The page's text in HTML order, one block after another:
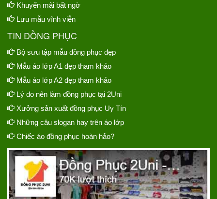
Khuyến mãi bất ngờ
Lưu mẫu vĩnh viễn
TIN ĐỒNG PHỤC
Bộ sưu tập mẫu đồng phục đẹp
Mẫu áo lớp A1 đẹp tham khảo
Mẫu áo lớp A2 đẹp tham khảo
Lý do nên làm đồng phục tại 2Uni
Xưởng sản xuất đồng phục Uy Tín
Những câu slogan hay trên áo lớp
Chiếc áo đồng phục hoàn hảo?